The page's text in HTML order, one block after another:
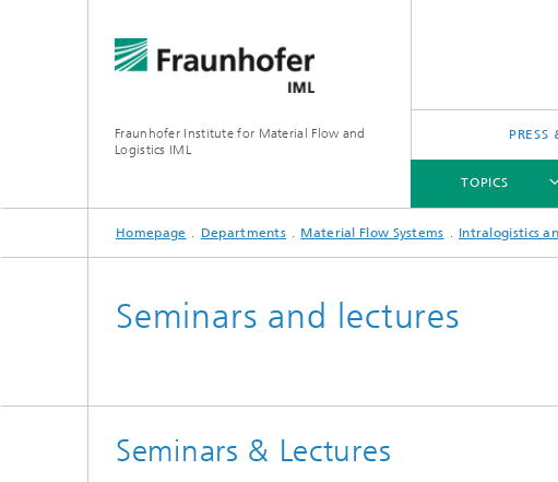
Fraunhofer Institute for Material Flow and
Logistics IML
TOPICS
TOPICS
DEPARTMENTS
INSTITUTE
FOR COMPANIES
Homepage Departments Material Flow Systems Intralogistics
Seminars and lectures
Seminars & Lectures